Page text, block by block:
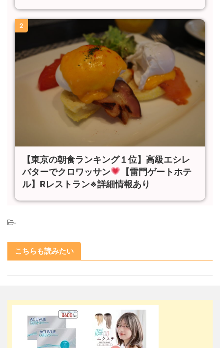
2
【東京の朝食ランキング１位】高級エシレ
バターでクロワッサン
【雷門ゲートホテ
ル】Rレストラン※詳細情報あり
-
こちらも読みたい